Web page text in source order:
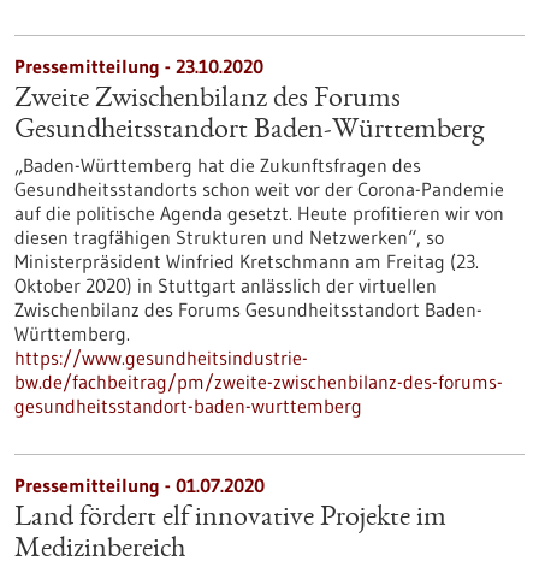
Pressemitteilung - 23.10.2020
Zweite Zwischenbilanz des Forums
Gesundheitsstandort Baden-Württemberg
„Baden-Württemberg hat die Zukunftsfragen des
Gesundheitsstandorts schon weit vor der Corona-Pandemie
auf die politische Agenda gesetzt. Heute profitieren wir von
diesen tragfähigen Strukturen und Netzwerken“, so
Ministerpräsident Winfried Kretschmann am Freitag (23.
Oktober 2020) in Stuttgart anlässlich der virtuellen
Zwischenbilanz des Forums Gesundheitsstandort Baden-
Württemberg.
https://www.gesundheitsindustrie-
bw.de/fachbeitrag/pm/zweite-zwischenbilanz-des-forums-
gesundheitsstandort-baden-wurttemberg
Pressemitteilung - 01.07.2020
Land fördert elf innovative Projekte im
Medizinbereich